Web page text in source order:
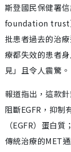
斯登國民保健署
foundation trust
批患者過去的治
療都失效的患者
見」且令人震驚。
報道指出，這款
阻斷EGFR，抑制
（EGFR）蛋白
傳統治療的MET